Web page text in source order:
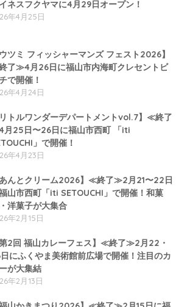
ネスフクヤマに4月29日オープン！
年4月25日
ウツミ フィッシャーマンズ フェスト2026】
了≫4月26日に福山市内海町クレセントビ
で開催！
年4月24日
リトルワンダーデパートメントvol.7】≪終了
25日〜26日に福山市西町 「iti
」で開催！
年4月23日
あんとクリーム2026】≪終了≫2月21〜22日
山市西町「iti SETOUCHI」で開催！和菓
洋菓子が大集合
年2月15日
第2回 福山カレーフェス】≪終了≫2月22・
にふくやま美術館前広場で開催！注目のカ
が大集結
年2月13日